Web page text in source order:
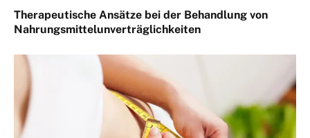
Therapeutische Ansätze bei der Behandlung von
Nahrungsmittelunverträglichkeiten